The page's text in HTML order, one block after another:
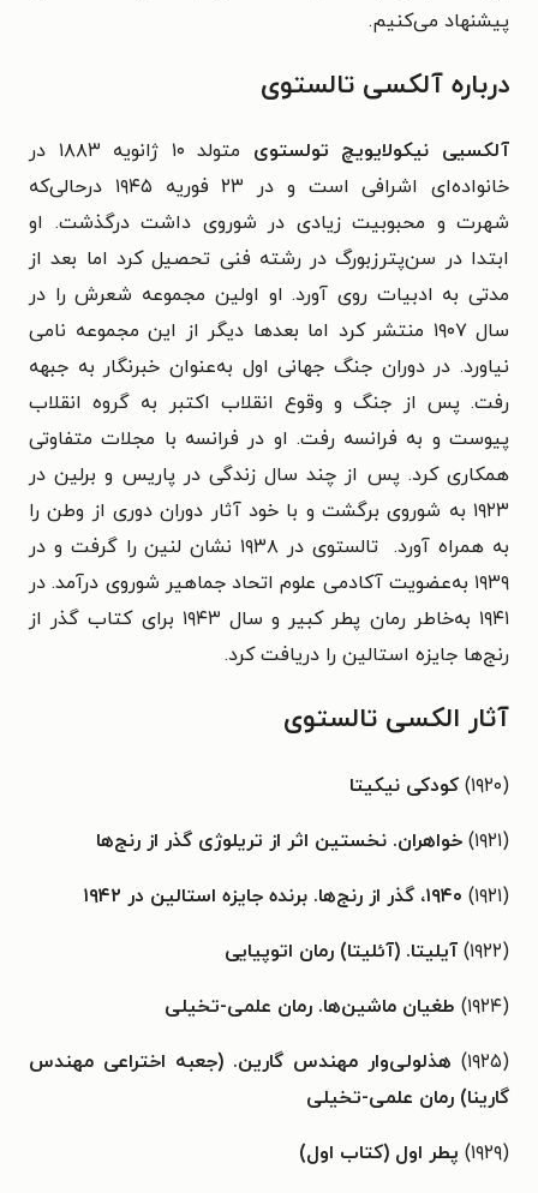
پیشنهاد می‌کنیم.
درباره آلکسی تالستوی
آلکسیی نیکولایویچ تولستوی
متولد ۱۰ ژانویه ۱۸۸۳ در
خانواده‌ای اشرافی است و در ۲۳ فوریه ۱۹۴۵ درحالی‌که
شهرت و محبوبیت زیادی در شوروی داشت درگذشت. او
ابتدا در سن‌پترزبورگ در رشته فنی تحصیل کرد اما بعد از
مدتی به ادبیات روی آورد. او اولین مجموعه شعرش را در
سال ۱۹۰۷ منتشر کرد اما بعدها دیگر از این مجموعه نامی
نیاورد. در دوران جنگ جهانی اول به‌عنوان خبرنگار به جبهه
رفت. پس از جنگ و وقوع انقلاب اکتبر به گروه انقلاب
پیوست و به فرانسه رفت. او در فرانسه با مجلات متفاوتی
همکاری کرد. پس از چند سال زندگی در پاریس و برلین در
۱۹۲۳ به شوروی برگشت و با خود آثار دوران دوری از وطن را
به‌ همراه آورد.
تالستوی در ۱۹۳۸ نشان لنین را گرفت و در
۱۹۳۹ به‌عضویت آکادمی علوم اتحاد جماهیر شوروی درآمد. در
۱۹۴۱ به‌خاطر رمان پطر کبیر و سال ۱۹۴۳ برای کتاب گذر از
رنج‌ها جایزه استالین را دریافت کرد.
آثار الکسی تالستوی
(۱۹۲۰) کودکی نیکیتا
(۱۹۲۱) خواهران. نخستین اثر از تریلوژی گذر از رنج‌ها
(۱۹۲۱)
(۱۹۲۲) آیلیتا. (آئلیتا) رمان اتوپیایی
(۱۹۲۴) طغیان ماشین‌ها. رمان علمی-تخیلی
(۱۹۲۵)
هذلولی‌وار مهندس گارین. (جعبه اختراعی مهندس
گارینا) رمان علمی-تخیلی
(۱۹۲۹) پطر اول (کتاب اول)